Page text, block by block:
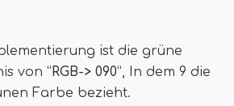
ist die grüne
von “RGB-> 090”, In dem 9 die
Farbe bezieht.